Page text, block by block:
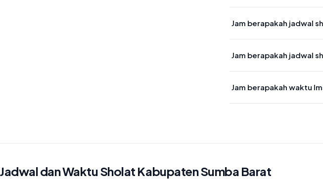
Jam berapakah jadwal
Jam berapakah jadwal
Jam berapakah waktu
Jadwal dan Waktu Sholat Kabupaten Sumba Barat